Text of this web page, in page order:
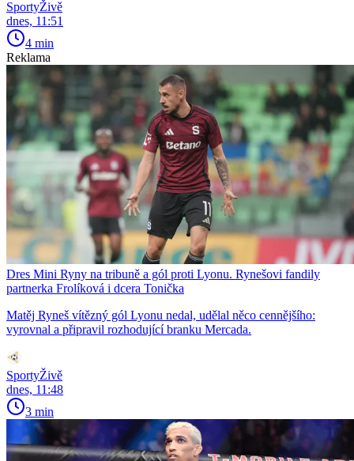
SportyŽivě
dnes, 11:51
4 min
Reklama
Dres Mini Ryny na tribuně a gól proti Lyonu. Rynešovi fandily
partnerka Frolíková i dcera Tonička
Matěj Ryneš vítězný gól Lyonu nedal, udělal něco cennějšího:
vyrovnal a připravil rozhodující branku Mercada.
SportyŽivě
dnes, 11:48
3 min